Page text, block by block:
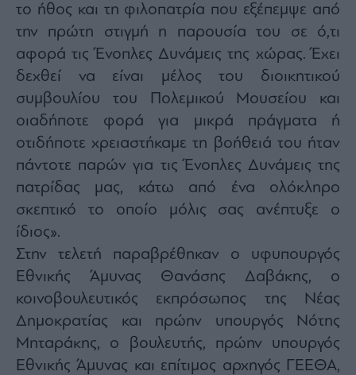
το ήθος και τη φιλοπατρία που εξέπεμψε από
την πρώτη στιγμή η παρουσία του σε ό,τι
αφορά τις Ένοπλες Δυνάμεις της χώρας. Έχει
δεχθεί να είναι μέλος του διοικητικού
συμβουλίου του Πολεμικού Μουσείου και
οιαδήποτε φορά για μικρά πράγματα ή
οτιδήποτε χρειαστήκαμε τη βοήθειά του ήταν
πάντοτε παρών για τις Ένοπλες Δυνάμεις της
πατρίδας μας, κάτω από ένα ολόκληρο
σκεπτικό το οποίο μόλις σας ανέπτυξε ο
ίδιος».
Στην τελετή παραβρέθηκαν ο υφυπουργός
Εθνικής Άμυνας Θανάσης Δαβάκης, ο
κοινοβουλευτικός εκπρόσωπος της Νέας
Δημοκρατίας και πρώην υπουργός Νότης
Μηταράκης, ο βουλευτής, πρώην υπουργός
Εθνικής Άμυνας και επίτιμος αρχηγός ΓΕΕΘΑ,